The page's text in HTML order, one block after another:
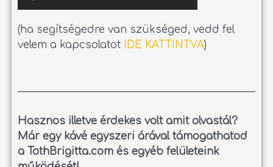
(ha segítségedre van szükséged, vedd fel
velem a kapcsolatot
IDE KATTINTVA)
Hasznos illetve érdekes volt amit olvastál?
Már egy kávé egyszeri árával támogathatod
a TothBrigitta.com és egyéb felületeink